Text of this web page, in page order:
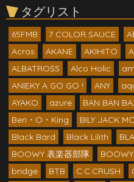
タグリスト
65FMB 7 COLOR SAUCE
Acros
AKANE AKIHITO
ALBATROSS
Alco Holic
ANIEKY A GO GO !
ANY
AYAKO
azure BAN BAN
Ben・O・King
BILY JACK
Black Bard
Black Lilith
BOOWY 表楽器部隊
bridge
BTB C.C.CRUSH